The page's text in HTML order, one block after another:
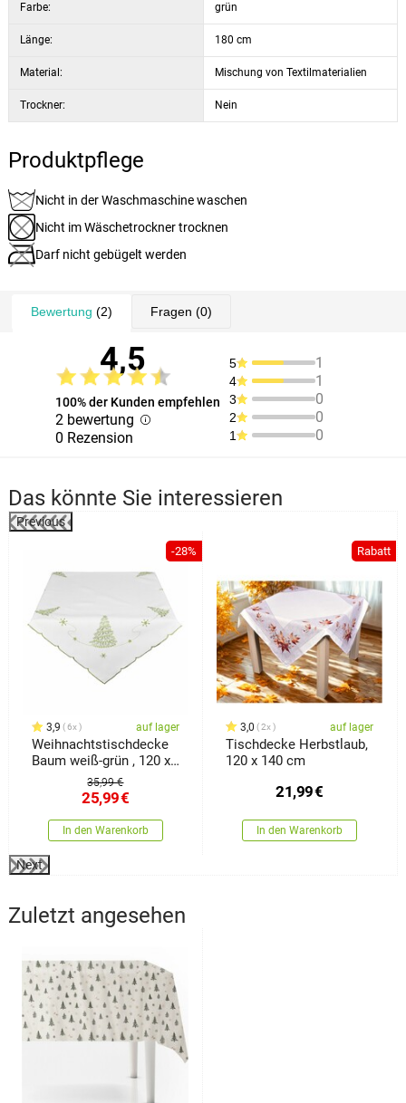
Farbe: grün
Länge: 180 cm
Material: Mischung von Textilmaterialien
Trockner: Nein
Produktpflege
Nicht in der Waschmaschine waschen
Nicht im Wäschetrockner trocknen
Darf nicht gebügelt werden
Bewertung (2) Fragen (0)
4,5
100% der Kunden empfehlen
2 bewertung
0 Rezension
5 1
4 1
3 0
2 0
1 0
Das könnte Sie interessieren
Previous
-28%
3,9 6x auf lager
Weihnachtstischdecke
Baum weiß-grün , 120 x
35,99 €
25,99€
In den Warenkorb
Rabatt
3,0 2x auf lager
Tischdecke Herbstlaub,
120 x 140 cm
21,99€
In den Warenkorb
Next
Zuletzt angesehen